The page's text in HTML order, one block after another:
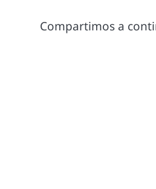
Compartimos a